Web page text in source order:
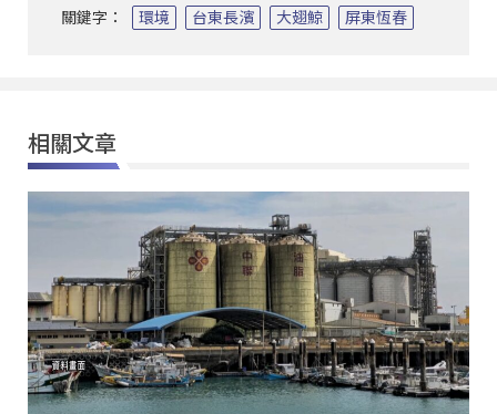
關鍵字： 環境 台東長濱 大翅鯨 屏東恆春
相關文章